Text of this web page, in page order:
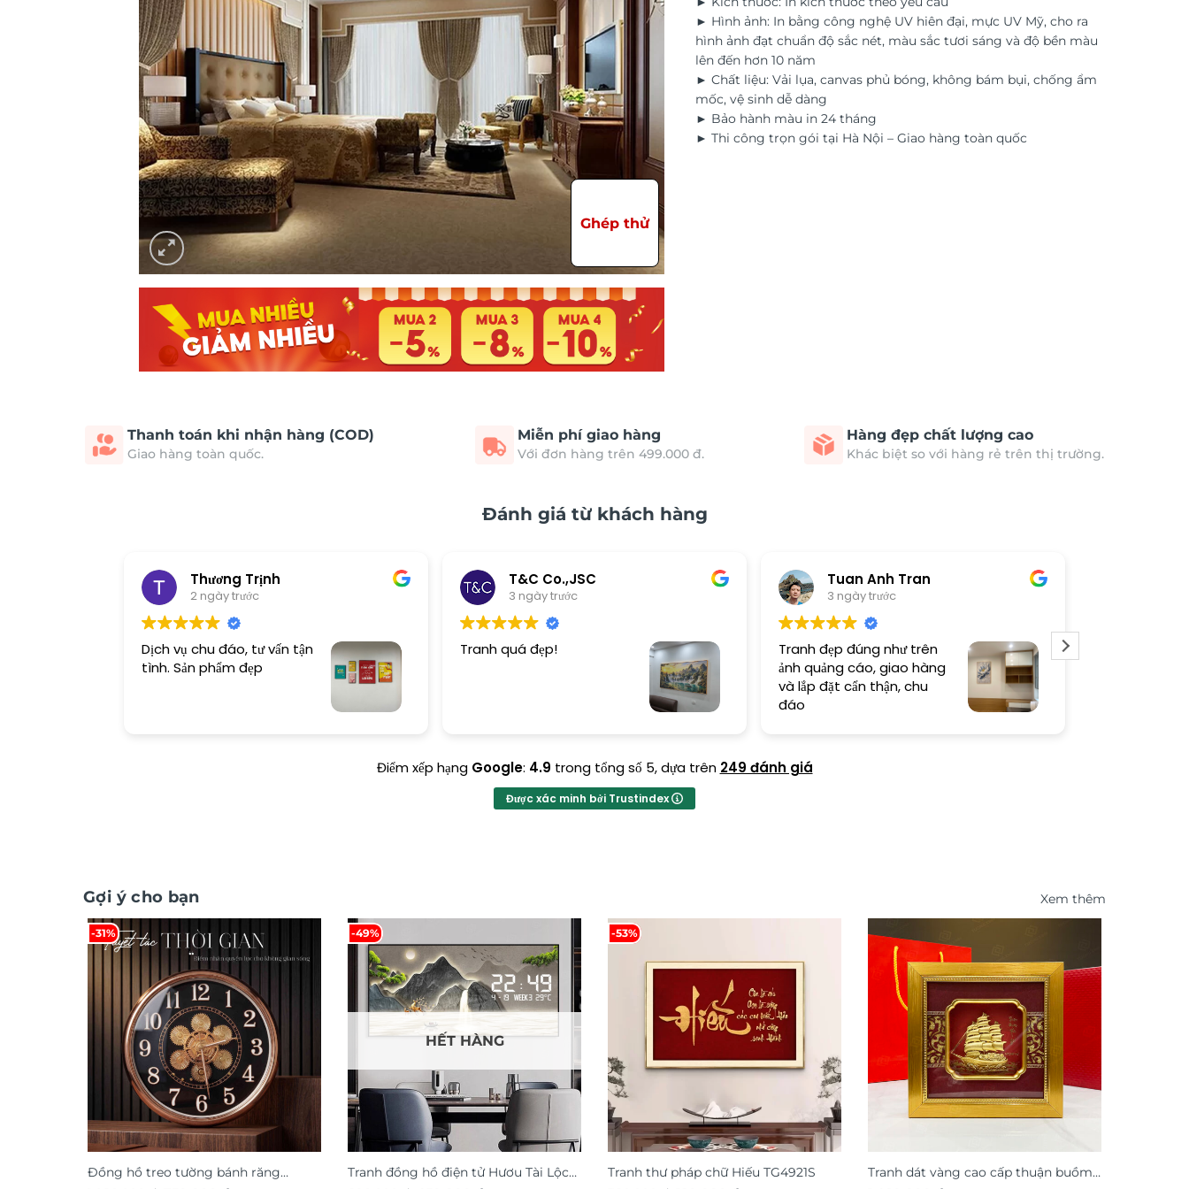
Ghép thử
► Hình ảnh: In bằng công nghệ UV hiên đại, mực UV Mỹ, cho ra
hình ảnh đạt chuẩn độ sắc nét, màu sắc tươi sáng và độ bền màu
lên đến hơn 10 năm
► Chất liệu: Vải lụa, canvas phủ bóng, không bám bụi, chống ẩm
mốc, vệ sinh dễ dàng
► Bảo hành màu in 24 tháng
► Thi công trọn gói tại Hà Nội – Giao hàng toàn quốc
Thanh toán khi nhận hàng (COD)
Giao hàng toàn quốc.
Miễn phí giao hàng
Với đơn hàng trên 499.000 đ.
Hàng đẹp chất lượng cao
Khác biệt so với hàng rẻ trên thị trường.
Đánh giá từ khách hàng
Thương Trịnh
2 ngày trước
Dịch vụ chu đáo, tư vấn tận
tình. Sản phẩm đẹp
T&C Co.,JSC
3 ngày trước
Tranh quá đẹp!
Tuan Anh Tran
3 ngày trước
Tranh đẹp đúng như trên
ảnh quảng cáo, giao hàng
và lắp đặt cẩn thận, chu
đáo
Điểm xếp hạng Google: 4.9 trong tổng số 5, dựa trên 249 đánh giá
Được xác minh bởi Trustindex
Gợi ý cho bạn Xem thêm
-31%
Đồng hồ treo tường bánh răng
-49%
HẾT HÀNG
Tranh đồng hồ điện tử Hươu Tài Lộc
-53%
Tranh thư pháp chữ Hiếu TG4921S
Tranh dát vàng cao cấp thuận buồm